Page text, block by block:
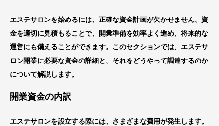
エステサロンを始めるには、正確な資金計画が欠かせません。資
金を適切に見積もることで、開業準備を効率よく進め、将来的な
運営にも備えることができます。このセクションでは、エステサ
ロン開業に必要な資金の詳細と、それをどうやって調達するのか
について解説します。
開業資金の内訳
エステサロンを設立する際には、さまざまな費用が発生します。